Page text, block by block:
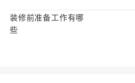
装修前准备工作有哪
些